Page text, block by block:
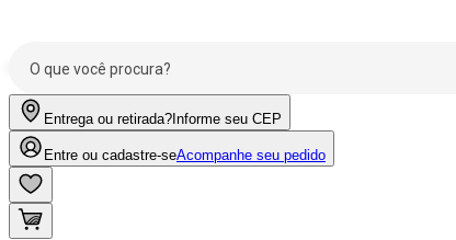
Entrega ou retirada? Informe seu CEP
Entre ou cadastre-seAcompanhe seu pedido